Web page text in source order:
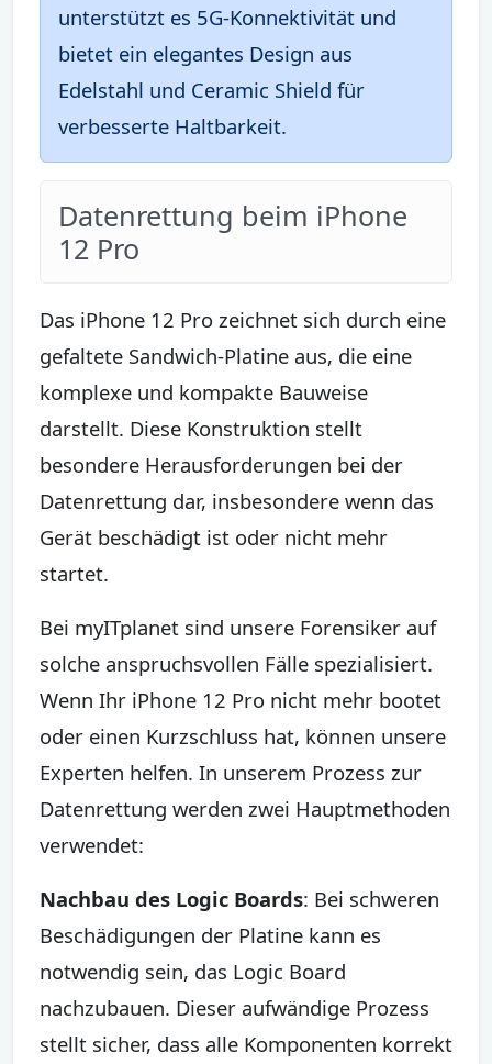
unterstützt es 5G-Konnektivität und
bietet ein elegantes Design aus
Edelstahl und Ceramic Shield für
verbesserte Haltbarkeit.
Datenrettung beim iPhone
12 Pro
Das iPhone 12 Pro zeichnet sich durch eine
gefaltete Sandwich-Platine aus, die eine
komplexe und kompakte Bauweise
darstellt. Diese Konstruktion stellt
besondere Herausforderungen bei der
Datenrettung dar, insbesondere wenn das
Gerät beschädigt ist oder nicht mehr
startet.
Bei myITplanet sind unsere Forensiker auf
solche anspruchsvollen Fälle spezialisiert.
Wenn Ihr iPhone 12 Pro nicht mehr bootet
oder einen Kurzschluss hat, können unsere
Experten helfen. In unserem Prozess zur
Datenrettung werden zwei Hauptmethoden
verwendet:
Nachbau des Logic Boards: Bei schweren
Beschädigungen der Platine kann es
notwendig sein, das Logic Board
nachzubauen. Dieser aufwändige Prozess
stellt sicher, dass alle Komponenten korrekt